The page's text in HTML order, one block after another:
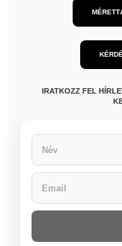
IRATKOZZ FEL